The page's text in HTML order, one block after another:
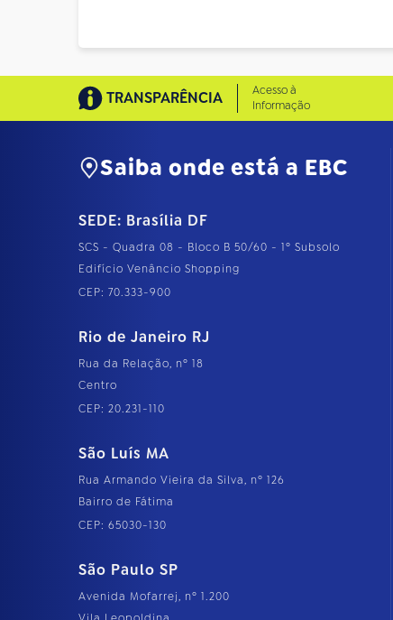
TRANSPARÊNCIA
Acesso à
Informação
Saiba onde está a EBC
SEDE: Brasília DF
SCS - Quadra 08 - Bloco B 50/60 - 1º Subsolo
Edifício Venâncio Shopping
CEP: 70.333-900
Rio de Janeiro RJ
Rua da Relação, nº 18
Centro
CEP: 20.231-110
São Luís MA
Rua Armando Vieira da Silva, nº 126
Bairro de Fátima
CEP: 65030-130
São Paulo SP
Avenida Mofarrej, nº 1.200